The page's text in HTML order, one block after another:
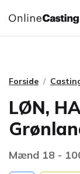
Forside
LØN,
Mænd 18 -